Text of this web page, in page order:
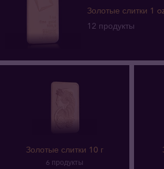
Золотые слитки 1
12 продукты
Золотые слитки 10 г
6 продукты